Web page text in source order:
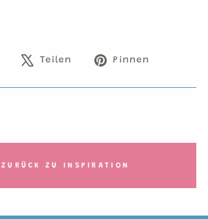
Auf
Teilen
Auf
Pinnen
ZURÜCK ZU INSPIRATION